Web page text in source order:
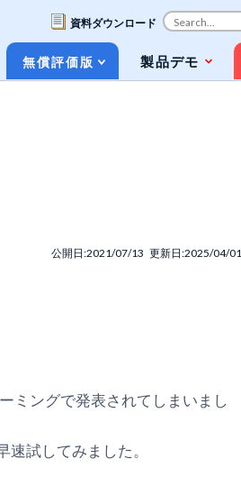
資料ダウンロード
メディア掲載
無償評価版 製品デモ
公開日:2021/07/13 更新日:2025/04/01
ミングで発表されてしまいまし
試してみました。